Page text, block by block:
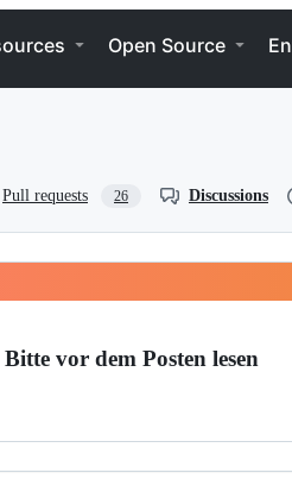
Open Source
Pull requests 26 Discussions
vor dem Posten lesen